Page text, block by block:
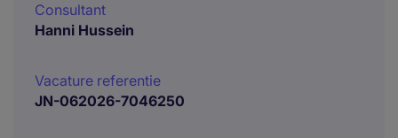
Consultant
Hanni Hussein
Vacature referentie
JN-062026-7046250